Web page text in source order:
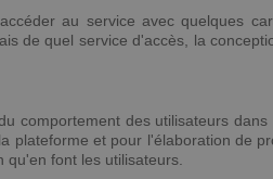
au service avec quelques
de quel service d'accès, la
comportement des utilisateurs
plateforme et pour l'élaboration de
font les utilisateurs.